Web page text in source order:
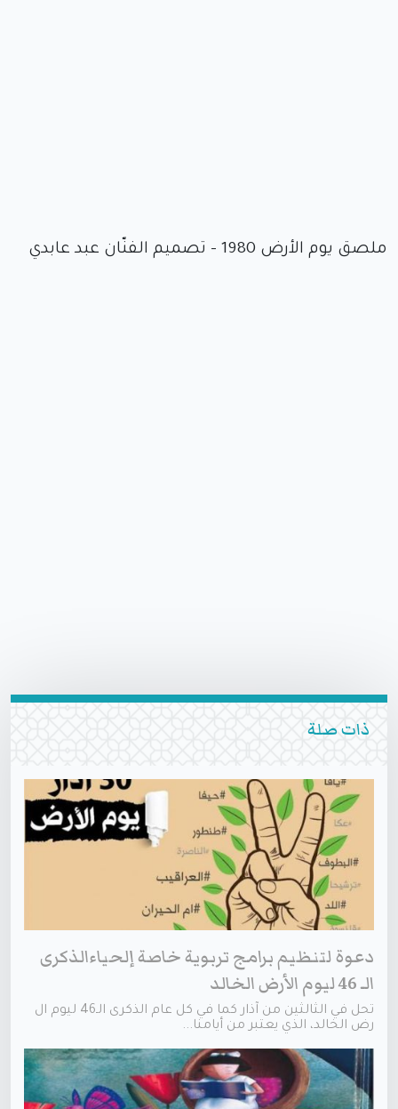
ملصق يوم الأرض 1980 – تصميم الفنّان عبد عابدي
ذات صلة
دعوة لتنظيم برامج تربوية خاصة إلحياءالذكرى
الـ 46 ليوم الأرض الخالد
تحل في الثالثين من آذار كما في كل عام الذكرى الـ46 ليوم ال
رض الخالد، الذي يعتبر من أيامنا...